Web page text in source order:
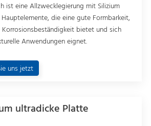
ist eine Allzwecklegierung mit Silizium
die eine gute Formbarkeit,
bietet und sich
Anwendungen eignet.
uns jetzt
ultradicke Platte